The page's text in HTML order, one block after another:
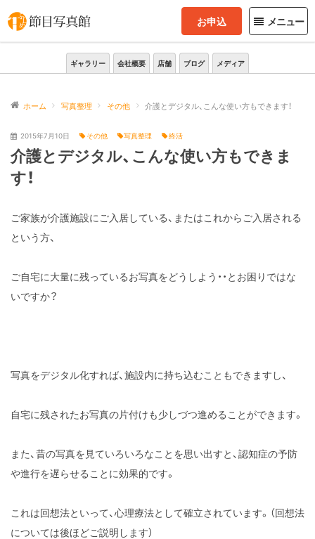
メニュー
お申込
ギャラリー 会社概要 店舗 ブログ メディア
ホーム 写真整理 その他 介護とデジタル、こんな使い方もできます！
2015年7月10日 その他 写真整理 終活
介護とデジタル、こんな使い方もできま
す！
ご家族が介護施設にご入居している、またはこれからご入居される
という方、
ご自宅に大量に残っているお写真をどうしよう・・とお困りではな
いですか？
写真をデジタル化すれば、施設内に持ち込むこともできますし、
自宅に残されたお写真の片付けも少しづつ進めることができます。
また、昔の写真を見ていろいろなことを思い出すと、認知症の予防
や進行を遅らせることに効果的です。
これは回想法といって、心理療法として確立されています。（回想法
については後ほどご説明します）